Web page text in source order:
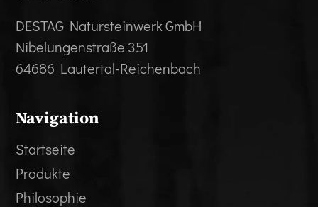
DESTAG Natursteinwerk GmbH
Nibelungenstraße 351
64686 Lautertal-Reichenbach
Navigation
Startseite
Produkte
Philosophie